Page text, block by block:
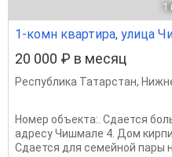
1
1-комн квартира, улица
20 000 ₽ в месяц
Республика Татарстан,
Номер объекта:. Сдается
адресу Чишмале 4. Дом
Сдается для семейной пары